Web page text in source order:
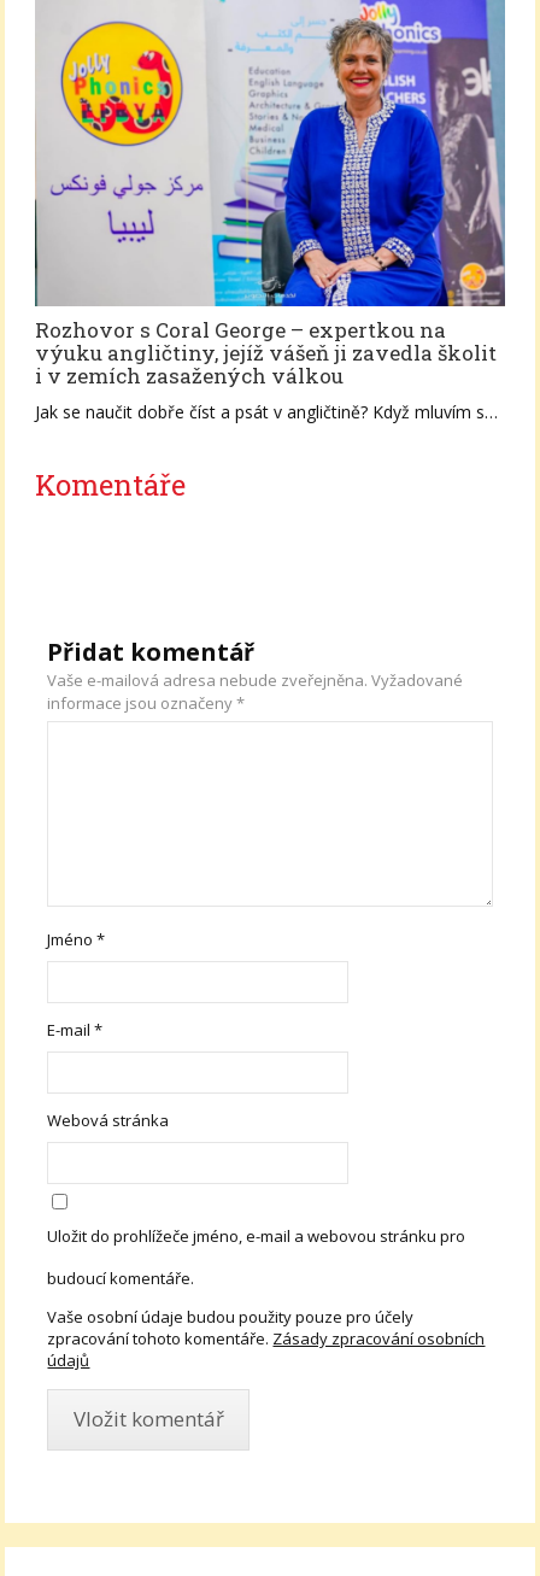
Rozhovor s Coral George – expertkou na
výuku angličtiny, jejíž vášeň ji zavedla školit
i v zemích zasažených válkou
Jak se naučit dobře číst a psát v angličtině? Když mluvím s…
Komentáře
Přidat komentář
Vaše e-mailová adresa nebude zveřejněna. Vyžadované
informace jsou označeny*
Jméno*
E-mail*
Webová stránka
Uložit do prohlížeče jméno, e-mail a webovou stránku pro
budoucí komentáře.
Vaše osobní údaje budou použity pouze pro účely
zpracování tohoto komentáře. Zásady zpracování osobních
údajů